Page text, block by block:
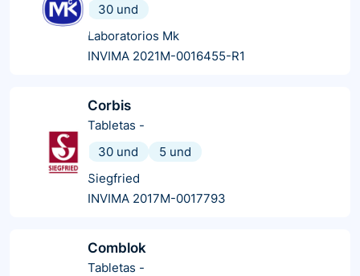
30 und
Laboratorios Mk
INVIMA 2021M-0016455-R1
Corbis
Tabletas -
30 und
5 und
Siegfried
INVIMA 2017M-0017793
Comblok
Tabletas -